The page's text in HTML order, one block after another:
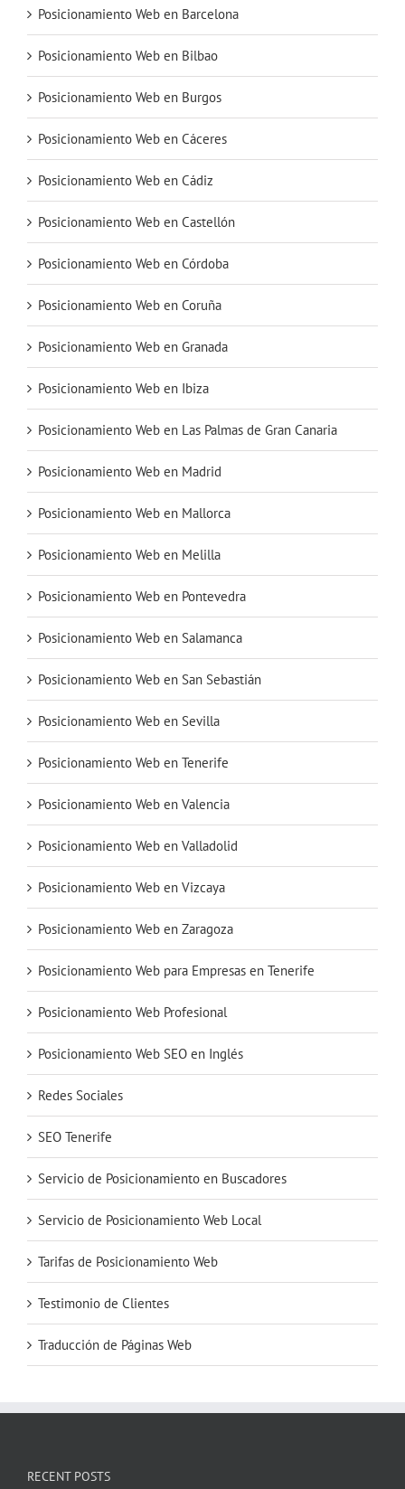
Posicionamiento Web en Barcelona
Posicionamiento Web en Bilbao
Posicionamiento Web en Burgos
Posicionamiento Web en Cáceres
Posicionamiento Web en Cádiz
Posicionamiento Web en Castellón
Posicionamiento Web en Córdoba
Posicionamiento Web en Coruña
Posicionamiento Web en Granada
Posicionamiento Web en Ibiza
Posicionamiento Web en Las Palmas de Gran Canaria
Posicionamiento Web en Madrid
Posicionamiento Web en Mallorca
Posicionamiento Web en Melilla
Posicionamiento Web en Pontevedra
Posicionamiento Web en Salamanca
Posicionamiento Web en San Sebastián
Posicionamiento Web en Sevilla
Posicionamiento Web en Tenerife
Posicionamiento Web en Valencia
Posicionamiento Web en Valladolid
Posicionamiento Web en Vizcaya
Posicionamiento Web en Zaragoza
Posicionamiento Web para Empresas en Tenerife
Posicionamiento Web Profesional
Posicionamiento Web SEO en Inglés
Redes Sociales
SEO Tenerife
Servicio de Posicionamiento en Buscadores
Servicio de Posicionamiento Web Local
Tarifas de Posicionamiento Web
Testimonio de Clientes
Traducción de Páginas Web
RECENT POSTS